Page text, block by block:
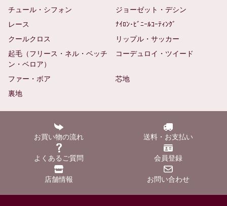
チュール・シフォン
ジョーゼット・デシン
レース
ﾅｲﾛﾝ･ﾋﾞﾆｰﾙｺｰﾃｨﾝｸﾞ
クールクロス
リップル・サッカー
起毛（フリース・ネル・ベッチ
ン・ベロア）
コーデュロイ・ツイード
ファー・ボア
芯地
裏地
お買い物の流れ 送料・お支払い
よくあるご質問 会員登録
店舗情報 お問い合わせ